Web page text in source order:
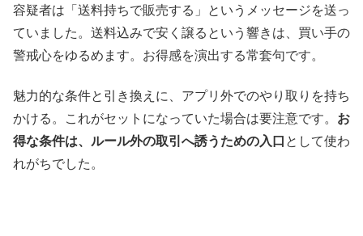
容疑者は「送料持ちで販売する」というメッセージを送っ
ていました。送料込みで安く譲るという響きは、買い手の
警戒心をゆるめます。お得感を演出する常套句です。
魅力的な条件と引き換えに、アプリ外でのやり取りを持ち
かける。これがセットになっていた場合は要注意です。 お
得な条件は、ルール外の取引へ誘うための入口 として使わ
れがちでした。